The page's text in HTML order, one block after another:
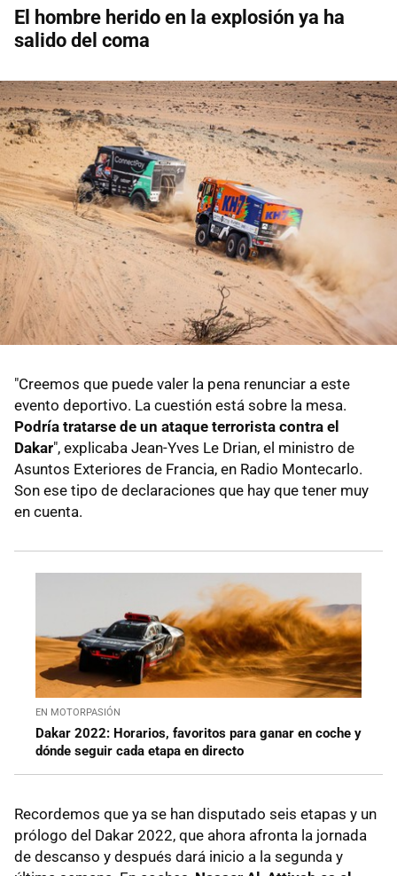
El hombre herido en la explosión ya ha
salido del coma
"Creemos que puede valer la pena renunciar a este
evento deportivo. La cuestión está sobre la mesa.
Podría tratarse de un ataque terrorista contra el
Dakar", explicaba Jean-Yves Le Drian, el ministro de
Asuntos Exteriores de Francia, en Radio Montecarlo.
Son ese tipo de declaraciones que hay que tener muy
en cuenta.
EN MOTORPASIÓN
Dakar 2022: Horarios, favoritos para ganar en coche y
dónde seguir cada etapa en directo
Recordemos que ya se han disputado seis etapas y un
prólogo del Dakar 2022, que ahora afronta la jornada
de descanso y después dará inicio a la segunda y